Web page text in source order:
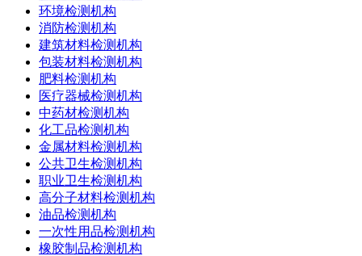
环境检测机构
消防检测机构
建筑材料检测机构
包装材料检测机构
肥料检测机构
医疗器械检测机构
中药材检测机构
化工品检测机构
金属材料检测机构
公共卫生检测机构
职业卫生检测机构
高分子材料检测机构
油品检测机构
一次性用品检测机构
橡胶制品检测机构